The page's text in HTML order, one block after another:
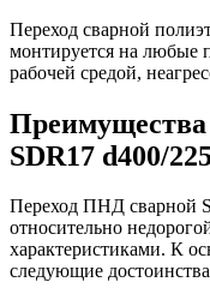
Переход сварной
монтируется на любые
рабочей средой,
Преимущества
SDR17 d400/
Переход ПНД сварной
относительно
характеристиками. К
следующие